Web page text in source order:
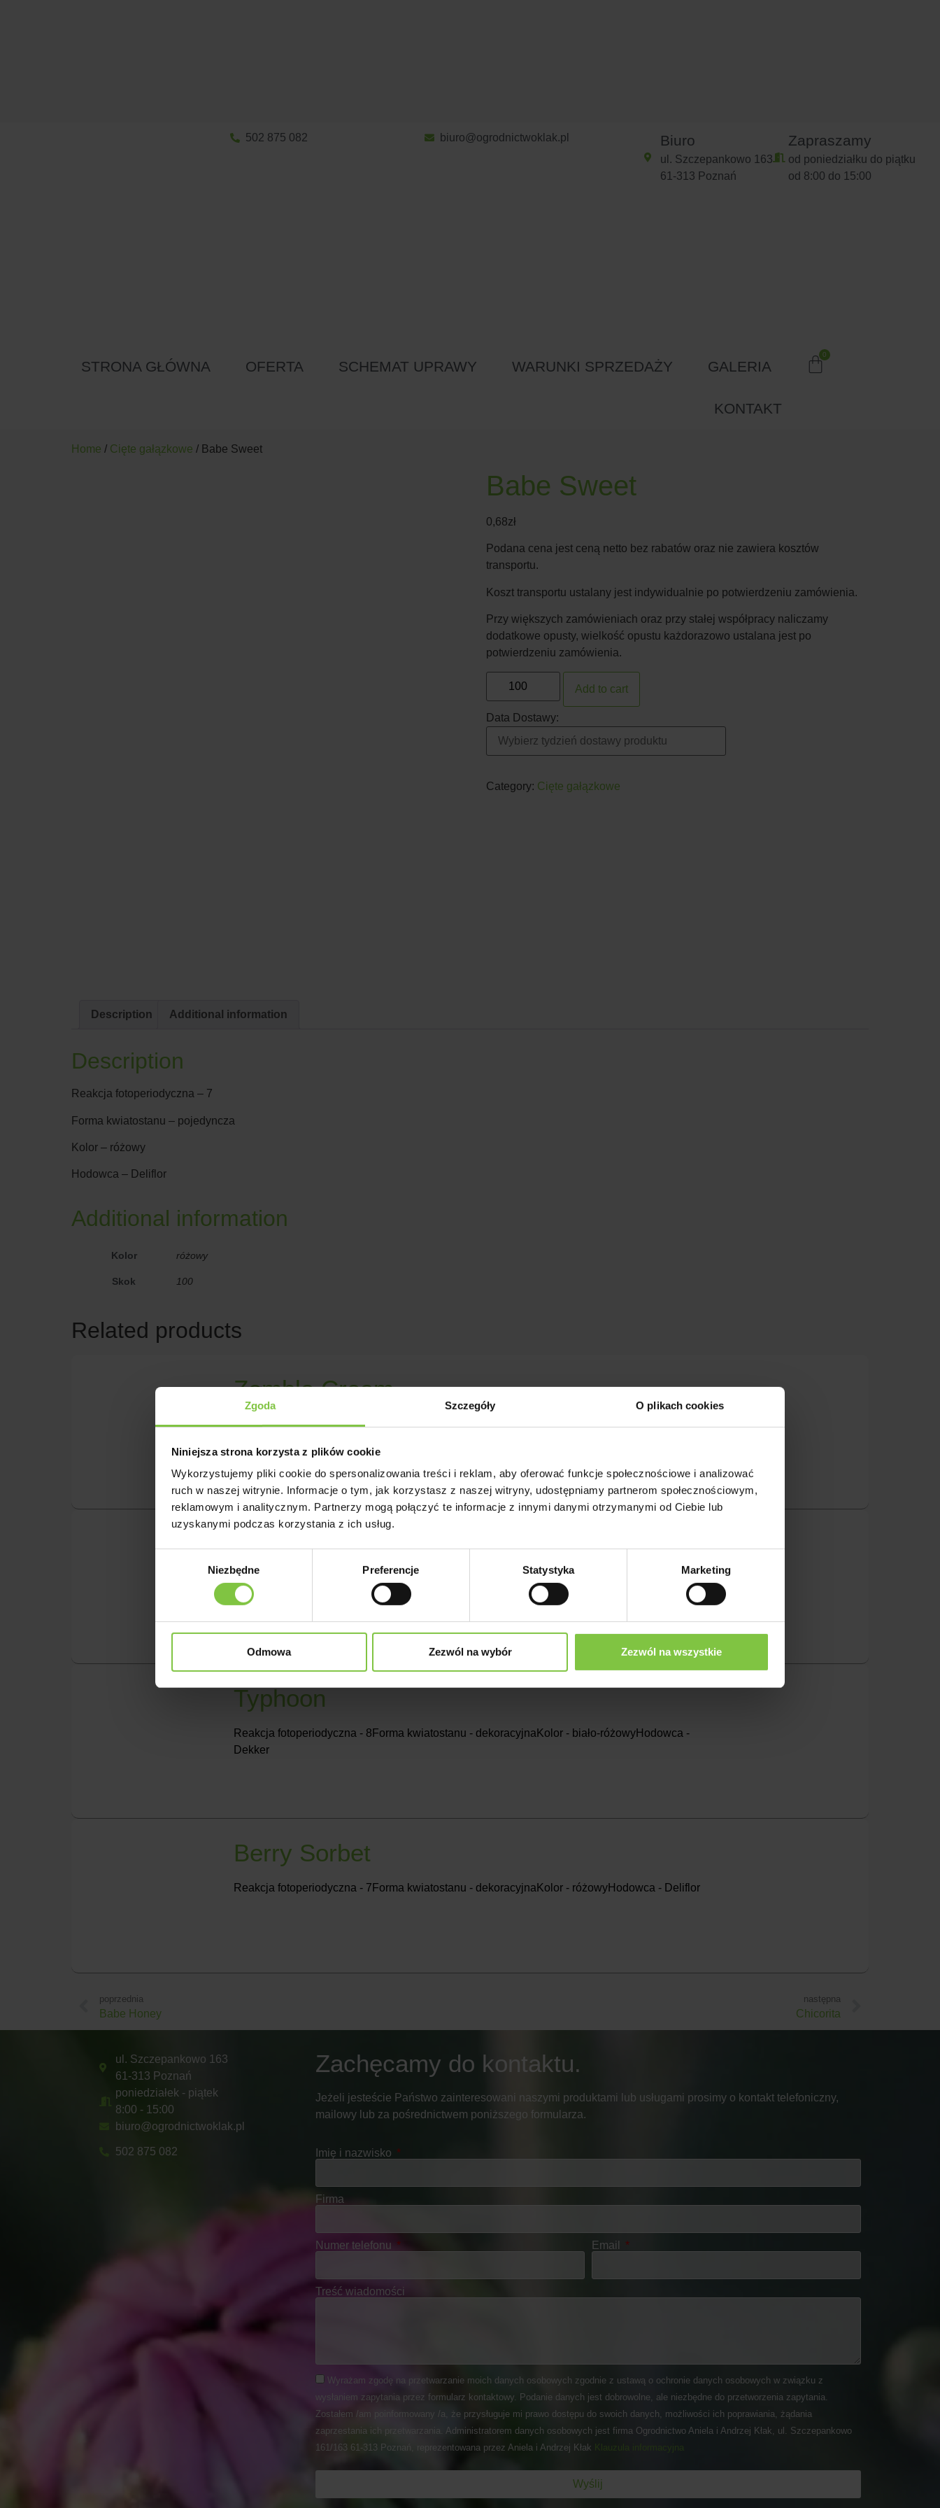
Zgoda Szczegóły O plikach cookies
Niniejsza strona korzysta z plików cookie
Wykorzystujemy pliki cookie do spersonalizowania treści i reklam, aby oferować funkcje społecznościowe i analizować
ruch w naszej witrynie. Informacje o tym, jak korzystasz z naszej witryny, udostępniamy partnerom społecznościowym,
reklamowym i analitycznym. Partnerzy mogą połączyć te informacje z innymi danymi otrzymanymi od Ciebie lub
uzyskanymi podczas korzystania z ich usług.
Niezbędne Preferencje Statystyka Marketing
Odmowa Zezwól na wybór Zezwól na wszystkie
502 875 082 biuro@ogrodnictwoklak.pl Biuro
ul. Szczepankowo 163
61-313 Poznań
Zapraszamy
od poniedziałku do piątku
od 8:00 do 15:00
STRONA GŁÓWNA OFERTA SCHEMAT UPRAWY WARUNKI SPRZEDAŻY GALERIA
KONTAKT
Home / Cięte gałązkowe / Babe Sweet
Babe Sweet
0,68zł
Podana cena jest ceną netto bez rabatów oraz nie zawiera kosztów
transportu.
Koszt transportu ustalany jest indywidualnie po potwierdzeniu zamówienia.
Przy większych zamówieniach oraz przy stałej współpracy naliczamy
dodatkowe opusty, wielkość opustu każdorazowo ustalana jest po
potwierdzeniu zamówienia.
Add to cart
Data Dostawy:
Category: Cięte gałązkowe
Description Additional information
Description
Reakcja fotoperiodyczna – 7
Forma kwiatostanu – pojedyncza
Kolor – różowy
Hodowca – Deliflor
Additional information
Kolor różowy
Skok 100
Related products
Zembla Cream
Reakcja fotoperiodyczna - 8Forma kwiatostanu - pełnaKolor - kremowyHodowca - Deliflor
Radost Cream
Reakcja fotoperiodyczna - 7Forma kwiatostanu - pojedynczaKolor - kremowyHodowca -
Deliflor
Typhoon
Reakcja fotoperiodyczna - 8Forma kwiatostanu - dekoracyjnaKolor - biało-różowyHodowca -
Dekker
Berry Sorbet
Reakcja fotoperiodyczna - 7Forma kwiatostanu - dekoracyjnaKolor - różowyHodowca - Deliflor
poprzednia
Babe Honey
następna
Chicorita
ul. Szczepankowo 163
61-313 Poznań
poniedziałek - piątek
8:00 - 15:00
biuro@ogrodnictwoklak.pl
502 875 082
Zachęcamy do kontaktu.
Jeżeli jesteście Państwo zainteresowani naszymi produktami lub usługami prosimy o kontakt telefoniczny,
mailowy lub za pośrednictwem poniższego formularza.
Imię i nazwisko
Firma
Numer telefonu Email
Treść wiadomości
Wyrażam zgodę na przetwarzanie moich danych osobowych zgodnie z ustawą o ochronie danych osobowych w związku z
wysłaniem zapytania przez formularz kontaktowy. Podanie danych jest dobrowolne, ale niezbędne do przetworzenia zapytania.
Zostałem /am poinformowany /a, że przysługuje mi prawo dostępu do swoich danych, możliwości ich poprawiania, żądania
zaprzestania ich przetwarzania. Administratorem danych osobowych jest firma Ogrodnictwo Aniela i Andrzej Kłak, ul. Szczepankowo
161/163 61-313 Poznań, reprezentowana przez Aniela i Andrzej Kłak Klauzula informacyjna
Wyślij